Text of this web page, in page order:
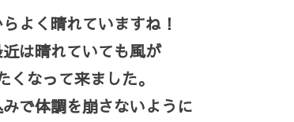
よく晴れていますね！
は晴れていても風が
くなって来ました。
で体調を崩さないように